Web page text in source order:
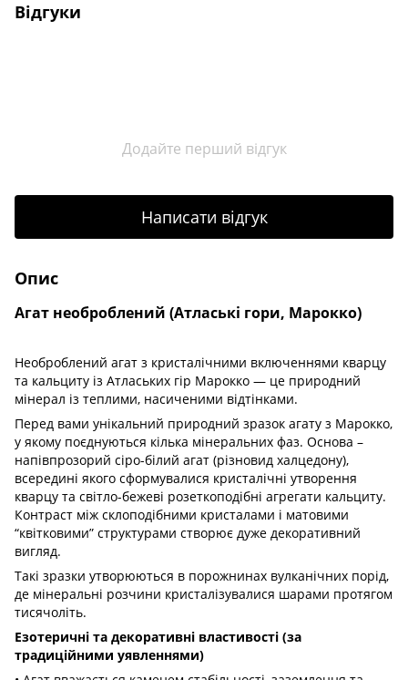
Відгуки
Додайте перший відгук
Написати відгук
Опис
Агат необроблений (Атлаські гори, Марокко)
Необроблений агат з кристалічними включеннями кварцу
та кальциту із Атлаських гір Марокко — це природний
мінерал із теплими, насиченими відтінками.
Перед вами унікальний природний зразок агату з Марокко,
у якому поєднуються кілька мінеральних фаз. Основа –
напівпрозорий сіро-білий агат (різновид халцедону),
всередині якого сформувалися кристалічні утворення
кварцу та світло-бежеві розеткоподібні агрегати кальциту.
Контраст між склоподібними кристалами і матовими
“квітковими” структурами створює дуже декоративний
вигляд.
Такі зразки утворюються в порожнинах вулканічних порід,
де мінеральні розчини кристалізувалися шарами протягом
тисячоліть.
Езотеричні та декоративні властивості (за
традиційними уявленнями)